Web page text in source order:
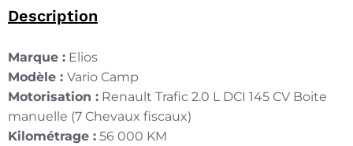
Description
Marque : Elios
Modèle : Vario Camp
Motorisation : Renault Trafic 2.0 L DCI 145 CV Boite
manuelle (7 Chevaux fiscaux)
Kilométrage : 56 000 KM